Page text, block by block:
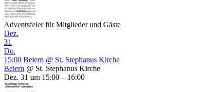
Adventsfeier für Mitglieder und Gäste
Dez.
31
Do.
15:00 Beiern @ St. Stephanus Kirche
Beiern @ St. Stephanus Kirche
Dez. 31 um 15:00 – 16:00